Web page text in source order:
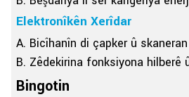
Elektronîkên Xerîdar
A. Bicîhanîn di çapker û
B. Zêdekirina fonksiyona hilberê
Bingotin